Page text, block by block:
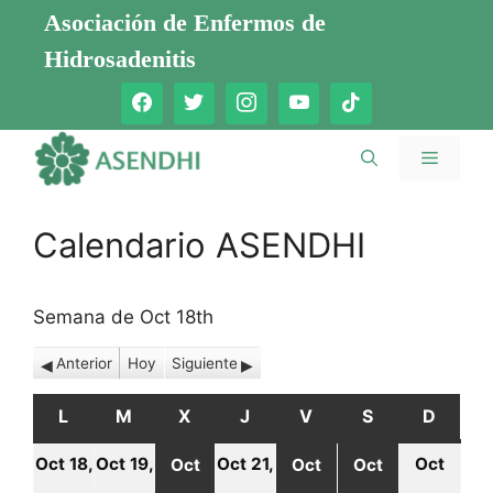
Saltar
contenido
Asociación de Enfermos de
Hidrosadenitis
Menú
Calendario ASENDHI
Semana de Oct 18th
Anterior Hoy Siguiente
L LUNES
M MARTES
X MIÉRCOLES
J JUEVES
V VIERNES
S SÁBADO
D
Oct 18,Oct 19,
Oct
Oct 21,
Oct
Oct
Oct